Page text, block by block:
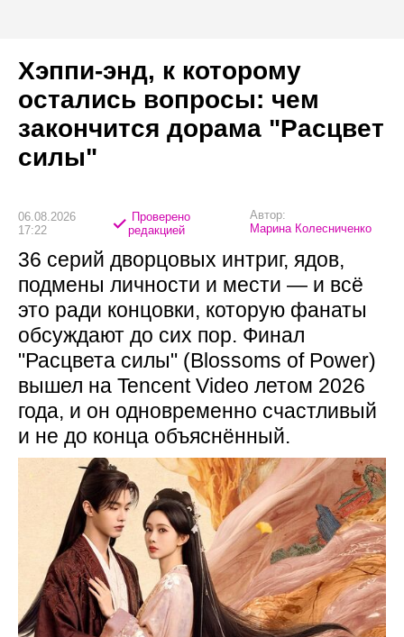
Хэппи-энд, к которому
остались вопросы: чем
закончится дорама "Расцвет
силы"
06.08.2026
17:22
Проверено
редакцией
Автор:
Марина Колесниченко
36 серий дворцовых интриг, ядов,
подмены личности и мести — и всё
это ради концовки, которую фанаты
обсуждают до сих пор. Финал
"Расцвета силы" (Blossoms of Power)
вышел на Tencent Video летом 2026
года, и он одновременно счастливый
и не до конца объяснённый.